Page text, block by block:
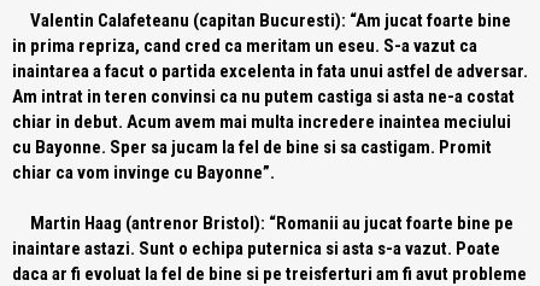
Valentin Calafeteanu (capitan Bucuresti): “Am jucat foarte bine
in prima repriza, cand cred ca meritam un eseu. S-a vazut ca
inaintarea a facut o partida excelenta in fata unui astfel de adversar.
Am intrat in teren convinsi ca nu putem castiga si asta ne-a costat
chiar in debut. Acum avem mai multa incredere inaintea meciului
cu Bayonne. Sper sa jucam la fel de bine si sa castigam. Promit
chiar ca vom invinge cu Bayonne”.
Martin Haag (antrenor Bristol): “Romanii au jucat foarte bine pe
inaintare astazi. Sunt o echipa puternica si asta s-a vazut. Poate
daca ar fi evoluat la fel de bine si pe treisferturi am fi avut probleme